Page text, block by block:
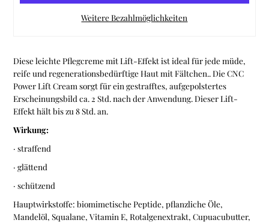
Weitere Bezahlmöglichkeiten
Diese leichte Pflegcreme mit Lift-Effekt ist ideal für jede müde,
reife und regenerationsbedürftige Haut mit Fältchen.. Die CNC
Power Lift Cream sorgt für ein gestrafftes, aufgepolstertes
Erscheinungsbild ca. 2 Std. nach der Anwendung. Dieser Lift-
Effekt hält bis zu 8 Std. an.
Wirkung:
· straffend
· glättend
· schützend
Hauptwirkstoffe:biomimetische Peptide, pflanzliche Öle,
Mandelöl, Squalane, Vitamin E, Rotalgenextrakt, Cupuacubutter,